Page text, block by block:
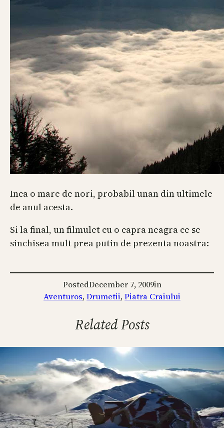
Inca o mare de nori, probabil unan din ultimele
de anul acesta.
Si la final, un filmulet cu o capra neagra ce se
sinchisea mult prea putin de prezenta noastra:
PostedDecember 7, 2009in
Aventuros, Drumetii, Piatra Craiului
Related Posts